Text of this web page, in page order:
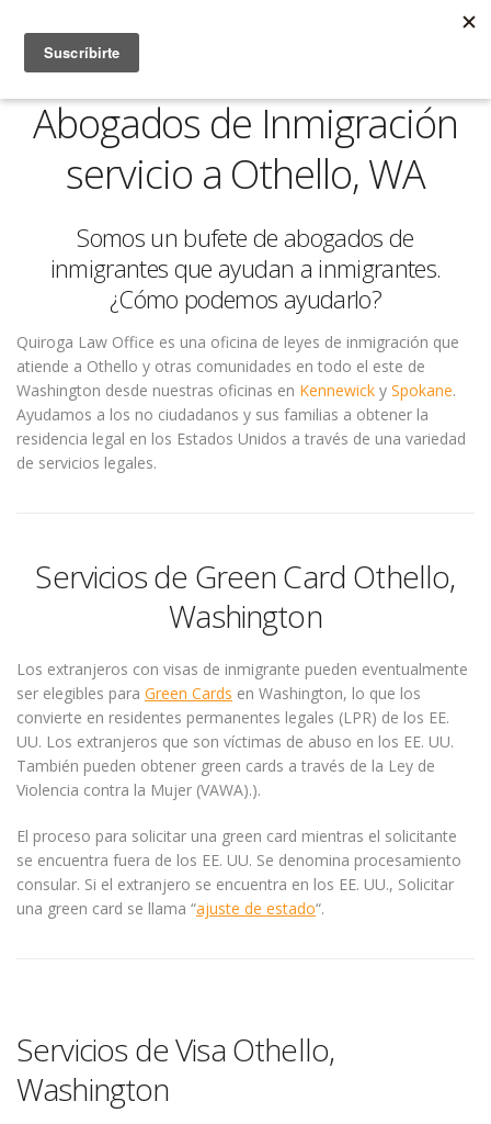
Abogados de Inmigración
servicio a Othello, WA
Somos un bufete de abogados de
inmigrantes que ayudan a inmigrantes.
¿Cómo podemos ayudarlo?
Quiroga Law Office es una oficina de leyes de inmigración que
atiende a Othello y otras comunidades en todo el este de
Washington desde nuestras oficinas en Kennewick y Spokane.
Ayudamos a los no ciudadanos y sus familias a obtener la
residencia legal en los Estados Unidos a través de una variedad
de servicios legales.
Servicios de Green Card Othello,
Washington
Los extranjeros con visas de inmigrante pueden eventualmente
ser elegibles para Green Cards en Washington, lo que los
convierte en residentes permanentes legales (LPR) de los EE.
UU. Los extranjeros que son víctimas de abuso en los EE. UU.
También pueden obtener green cards a través de la Ley de
Violencia contra la Mujer (VAWA).).
El proceso para solicitar una green card mientras el solicitante
se encuentra fuera de los EE. UU. Se denomina procesamiento
consular. Si el extranjero se encuentra en los EE. UU., Solicitar
una green card se llama “ajuste de estado“.
Servicios de Visa Othello,
Washington